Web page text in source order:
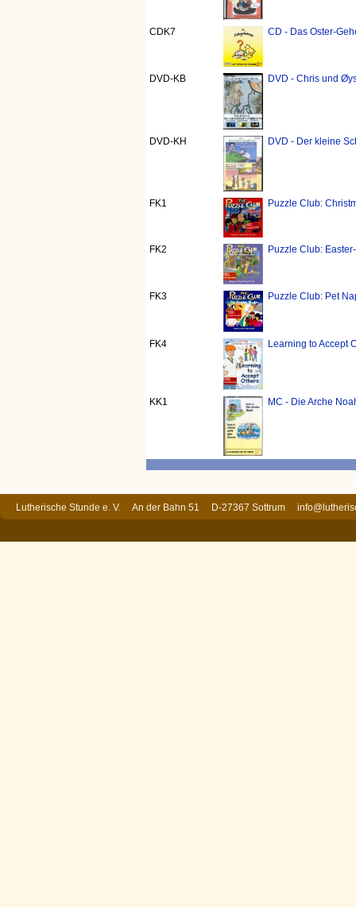
CDK7 CD - Das Oster-
DVD-KB DVD - Chris und
DVD-KH DVD - Der kleine
FK1 Puzzle Club:
FK2 Puzzle Club:
FK3 Puzzle Club: Pet
FK4 Learning to Accept
KK1 MC - Die Arche
Lutherische Stunde e. V. An der Bahn 51 D-27367 Sottrum